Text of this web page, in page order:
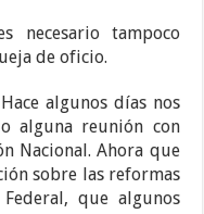
necesario tampoco
de oficio.
algunos días nos
alguna reunión con
Nacional. Ahora que
sobre las reformas
que algunos